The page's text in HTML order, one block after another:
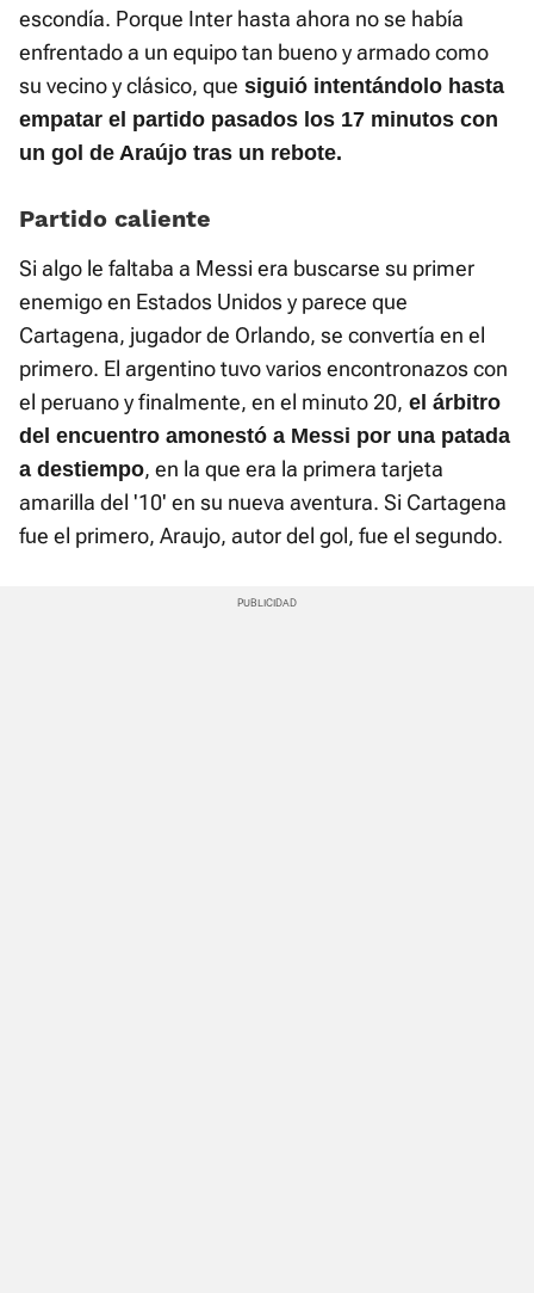
escondía. Porque Inter hasta ahora no se había
enfrentado a un equipo tan bueno y armado como
su vecino y clásico, que siguió intentándolo hasta
empatar el partido pasados los 17 minutos con
un gol de Araújo tras un rebote.
Partido caliente
Si algo le faltaba a Messi era buscarse su primer
enemigo en Estados Unidos y parece que
Cartagena, jugador de Orlando, se convertía en el
primero. El argentino tuvo varios encontronazos con
el peruano y finalmente, en el minuto 20, el árbitro
del encuentro amonestó a Messi por una patada
a destiempo, en la que era la primera tarjeta
amarilla del '10' en su nueva aventura. Si Cartagena
fue el primero, Araujo, autor del gol, fue el segundo.